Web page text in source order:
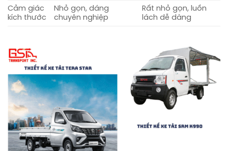
Cảm giác
kích thước
Nhỏ gọn, dáng
chuyên nghiệp
Rất nhỏ gọn, luồn
lách dễ dàng